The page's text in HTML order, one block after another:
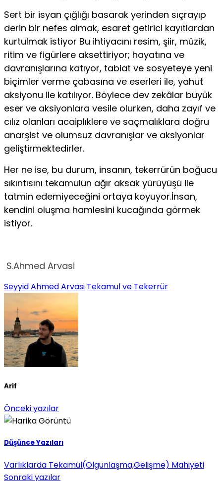
Sert bir isyan çığlığı basarak yerinden sıçrayıp
derin bir nefes almak, esaret getirici kayıtlardan
kurtulmak istiyor Bu ihtiyacını resim, şiir, müzik,
ritim ve figürlere aksettiriyor; hayatına ve
davranışlarına katıyor, tabiat ve sosyeteye yeni
biçimler verme çabasına ve eserleri ile, yahut
aksiyonu ile katılıyor. Böylece dev zekâlar büyük
eser ve aksiyonlara vesile olurken, daha zayıf ve
cılız olanları acaiplıklere ve saçmalıklara doğru
anarşist ve olumsuz davranışlar ve aksiyonlar
geliştirmektedirler.
Her ne ise, bu durum, insanın, tekerrürün boğucu
sıkıntısını tekamulün ağır aksak yürüyüşü ile
tatmin edemiyeceğini ortaya koyuyor.İnsan,
kendini oluşma hamlesini kucağında görmek
istiyor.
S.Ahmed Arvasi
Seyyid Ahmed Arvasi Tekamul ve Tekerrür
Arif
Önceki yazılar
Düşünce Yazıları
Varlıklarda Tekamül(Olgunlaşma,Gelişme) Mahiyeti
Sonraki yazılar